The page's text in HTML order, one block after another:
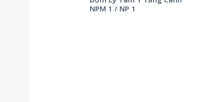
NPM 1 / NP 1